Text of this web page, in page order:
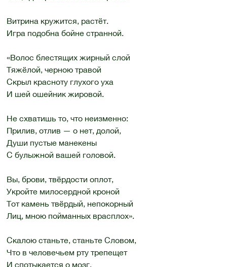
Витрина кружится, растёт.
Игра подобна бойне странной.
«Волос блестящих жирный слой
Тяжёлой, черною травой
Скрыл красноту глухого уха
И шей ошейник жировой.
Не схватишь то, что неизменно:
Прилив, отлив — о нет, долой,
Души пустые манекены
С булыжной вашей головой.
Вы, брови, твёрдости оплот,
Укройте милосердной кроной
Тот камень твёрдый, непокорный
Лиц, мною пойманных врасплох».
Скалою станьте, станьте Словом,
Что в человечьем рту трепещет
И спотыкается о мозг.